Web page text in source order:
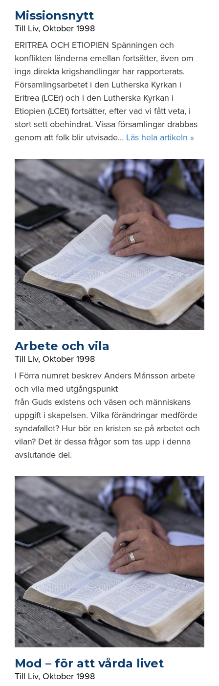
Missionsnytt
Till Liv, Oktober 1998
ERITREA OCH ETIOPIEN Spänningen och
konflikten länderna emellan fortsätter, även om
inga direkta krigshandlingar har rapporterats.
Församlingsarbetet i den Lutherska Kyrkan i
Eritrea (LCEr) och i den Lutherska Kyrkan i
Etiopien (LCEt) fortsätter, efter vad vi fått veta, i
stort sett obehindrat. Vissa församlingar drabbas
genom att folk blir utvisade… Läs hela artikeln »
Arbete och vila
Till Liv, Oktober 1998
I Förra numret beskrev Anders Månsson arbete
och vila med utgångspunkt
från Guds existens och väsen och människans
uppgift i skapelsen. Vilka förändringar medförde
syndafallet? Hur bör en kristen se på arbetet och
vilan? Det är dessa frågor som tas upp i denna
avslutande del.
Mod – för att vårda livet
Till Liv, Oktober 1998